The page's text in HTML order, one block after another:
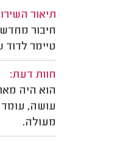
תיאור
חיבור
טיימר
חוות דעת:
הוא היה
עושה, עומד
מעולה.